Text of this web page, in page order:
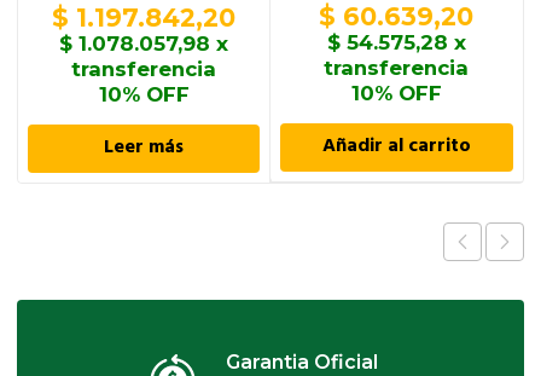
$ 1.197.842,20
$ 1.078.057,98 x
transferencia
10% OFF
Leer más
$ 60.639,20
$54.575,28 x
transferencia
10% OFF
Añadir al carrito
Garantia Oficial